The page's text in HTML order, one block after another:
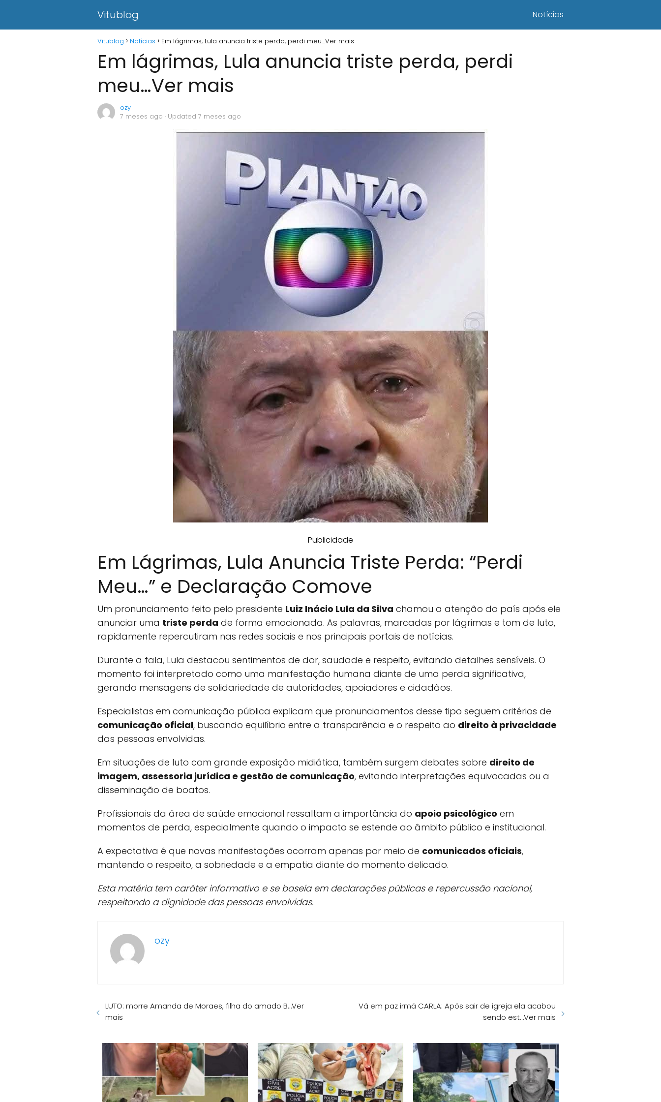
Vitublog Notícias
Vitublog Notícias Em lágrimas, Lula anuncia triste perda, perdi meu…Ver mais
Em lágrimas, Lula anuncia triste perda, perdi
meu…Ver mais
ozy
7 meses ago · Updated 7 meses ago
Publicidade
Em Lágrimas, Lula Anuncia Triste Perda: “Perdi
Meu…” e Declaração Comove
Um pronunciamento feito pelo presidente Luiz Inácio Lula da Silva chamou a atenção do país após ele
anunciar uma triste perda de forma emocionada. As palavras, marcadas por lágrimas e tom de luto,
rapidamente repercutiram nas redes sociais e nos principais portais de notícias.
Durante a fala, Lula destacou sentimentos de dor, saudade e respeito, evitando detalhes sensíveis. O
momento foi interpretado como uma manifestação humana diante de uma perda significativa,
gerando mensagens de solidariedade de autoridades, apoiadores e cidadãos.
Especialistas em comunicação pública explicam que pronunciamentos desse tipo seguem critérios de
comunicação oficial, buscando equilíbrio entre a transparência e o respeito ao direito à privacidade
das pessoas envolvidas.
Em situações de luto com grande exposição midiática, também surgem debates sobre direito de
imagem, assessoria jurídica e gestão de comunicação, evitando interpretações equivocadas ou a
disseminação de boatos.
Profissionais da área de saúde emocional ressaltam a importância do apoio psicológico em
momentos de perda, especialmente quando o impacto se estende ao âmbito público e institucional.
A expectativa é que novas manifestações ocorram apenas por meio de comunicados oficiais,
mantendo o respeito, a sobriedade e a empatia diante do momento delicado.
Esta matéria tem caráter informativo e se baseia em declarações públicas e repercussão nacional,
respeitando a dignidade das pessoas envolvidas.
ozy
LUTO: morre Amanda de Moraes, filha do amado B…Ver
mais
Vá em paz irmã CARLA: Após sair de igreja ela acabou
sendo est…Ver mais